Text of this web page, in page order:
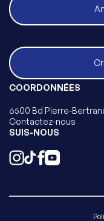
COORDONNÉES
6500 Bd Pierre-
Contactez-nous
SUIS-NOUS